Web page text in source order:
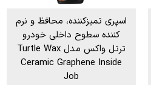
اسپری تمیزكننده، محافظ و نرم
كننده سطوح داخلی خودرو
ترتل واكس مدل Turtle Wax
Ceramic Graphene Inside
Job